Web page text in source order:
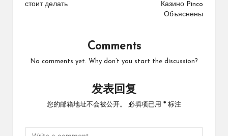
стоит делать
Казино Pinco
Объяснены
Comments
No comments yet. Why don’t you start the discussion?
发表回复
您的邮箱地址不会被公开。 必填项已用 * 标注